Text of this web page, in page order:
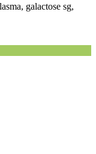
galactose sg,